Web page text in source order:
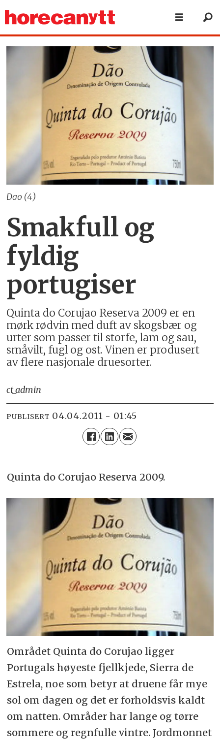
Dao (4)
Smakfull og
fyldig
portugiser
Quinta do Corujao Reserva 2009 er en
mørk rødvin med duft av skogsbær og
urter som passer til storfe, lam og sau,
småvilt, fugl og ost. Vinen er produsert
av flere nasjonale druesorter.
ct_admin
PUBLISERT 04.04.2011 - 01:45
Quinta do Corujao Reserva 2009.
Området Quinta do Corujao ligger
Portugals høyeste fjellkjede, Sierra de
Estrela, noe som betyr at druene får mye
sol om dagen og det er forholdsvis kaldt
om natten. Områder har lange og tørre
sommere og regnfulle vintre. Jordmonnet